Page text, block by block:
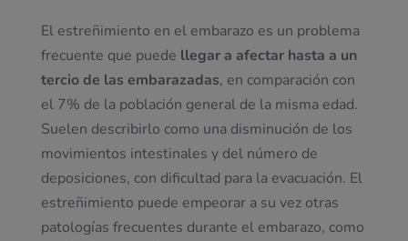
El estreñimiento en el embarazo es un problema
frecuente que puede llegar a afectar hasta a un
tercio de las embarazadas, en comparación con
el 7% de la población general de la misma edad.
Suelen describirlo como una disminución de los
movimientos intestinales y del número de
deposiciones, con dificultad para la evacuación. El
estreñimiento puede empeorar a su vez otras
patologías frecuentes durante el embarazo, como